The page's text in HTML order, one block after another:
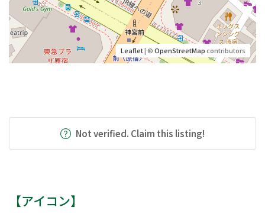
Leaflet| ©OpenStreetMapcontributors
Not verified. Claim this listing!
【アイコン】